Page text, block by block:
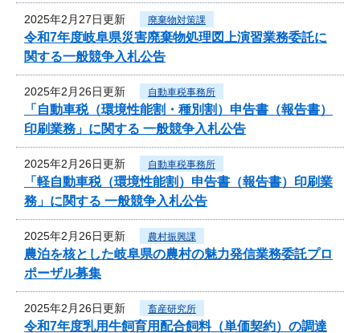
2025年2月27日更新 廃棄物対策課
令和7年度岐阜県災害廃棄物処理図上演習業務委託に
関する一般競争入札公告
2025年2月26日更新 自動車税事務所
「自動車税（環境性能割・種別割）申告書（報告書）
印刷業務」に関する 一般競争入札公告
2025年2月26日更新 自動車税事務所
「軽自動車税（環境性能割）申告書（報告書）印刷業
務」に関する 一般競争入札公告
2025年2月26日更新 農村振興課
農泊を核とした岐阜県の農村の魅力発信業務委託プロ
ポーザル募集
2025年2月26日更新 畜産研究所
令和7年度乳用牛飼育用配合飼料（単価契約）の調達